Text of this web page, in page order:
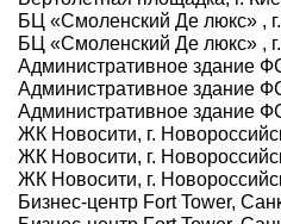
БЦ «Смоленский Де люкс» ,
БЦ «Смоленский Де люкс» ,
Административное здание
Административное здание
Административное здание
ЖК Новосити, г.
ЖК Новосити, г.
ЖК Новосити, г.
Бизнес-центр Fort Tower,